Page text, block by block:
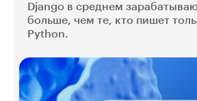
Django в среднем
больше, чем те, кто пишет
Python.